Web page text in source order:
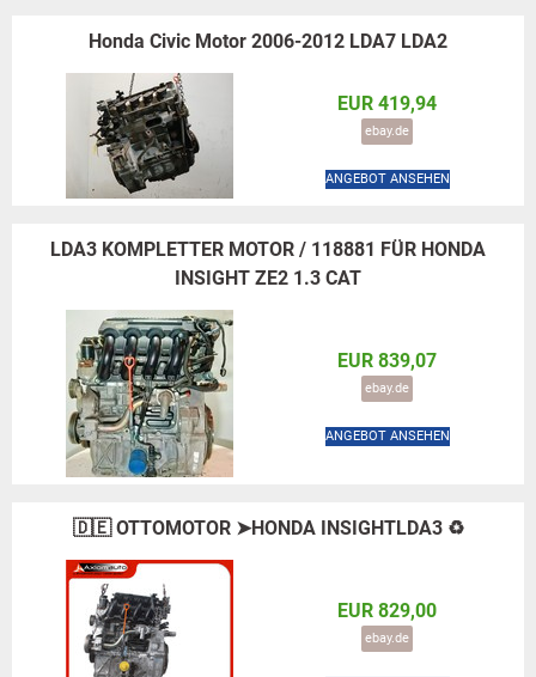
Honda Civic Motor 2006-2012 LDA7 LDA2
EUR 419,94
ebay.de
ANGEBOT ANSEHEN
LDA3 KOMPLETTER MOTOR / 118881 FÜR HONDA
INSIGHT ZE2 1.3 CAT
EUR 839,07
ebay.de
ANGEBOT ANSEHEN
🇩🇪 OTTOMOTOR ➤HONDA INSIGHTLDA3 ♻️
EUR 829,00
ebay.de